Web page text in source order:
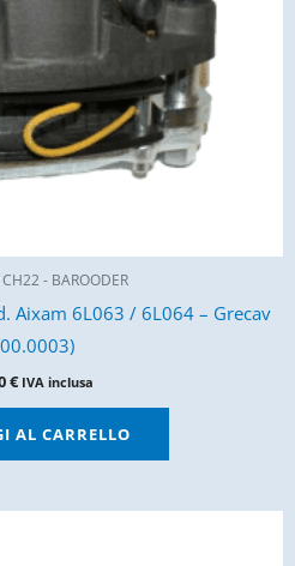
- BAROODER
Aixam 6L063 / 6L064 – Grecav
€ IVA inclusa
AL CARRELLO